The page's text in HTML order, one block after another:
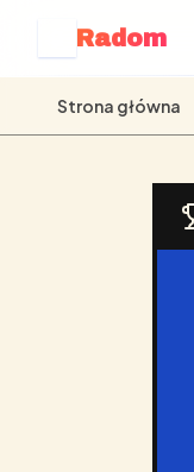
Radom
Strona główna